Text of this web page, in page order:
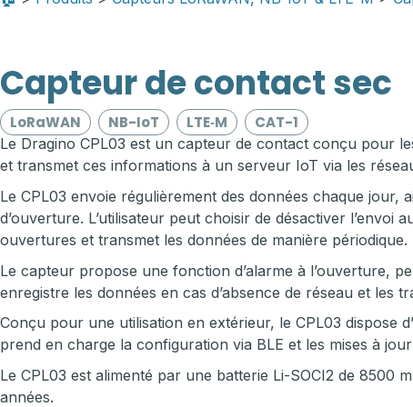
Capteur de contact sec
LoRaWAN NB-IoT LTE‑M CAT-1
Le Dragino CPL03 est un capteur de contact conçu pour
et transmet ces informations à un serveur IoT via les
Le CPL03 envoie régulièrement des données chaque jour,
d’ouverture. L’utilisateur peut choisir de désactiver
ouvertures et transmet les données de manière périodique.
Le capteur propose une fonction d’alarme à l’ouverture,
enregistre les données en cas d’absence de réseau et les
Conçu pour une utilisation en extérieur, le CPL03 dispose
prend en charge la configuration via BLE et les mises à
Le CPL03 est alimenté par une batterie Li-SOCI2 de
années.